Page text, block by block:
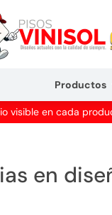
Productos
visible en cada
en